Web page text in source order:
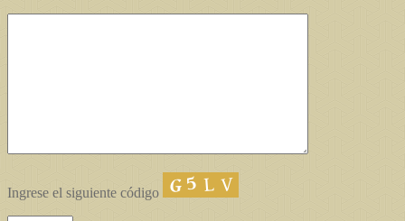
Ingrese el siguiente código